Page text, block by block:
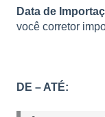
Data de
você corretor
DE – ATÉ: